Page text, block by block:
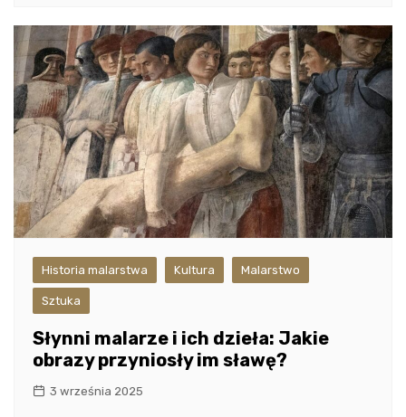
Historia malarstwa Kultura Malarstwo
Sztuka
Słynni malarze i ich dzieła: Jakie
obrazy przyniosły im sławę?
3 września 2025